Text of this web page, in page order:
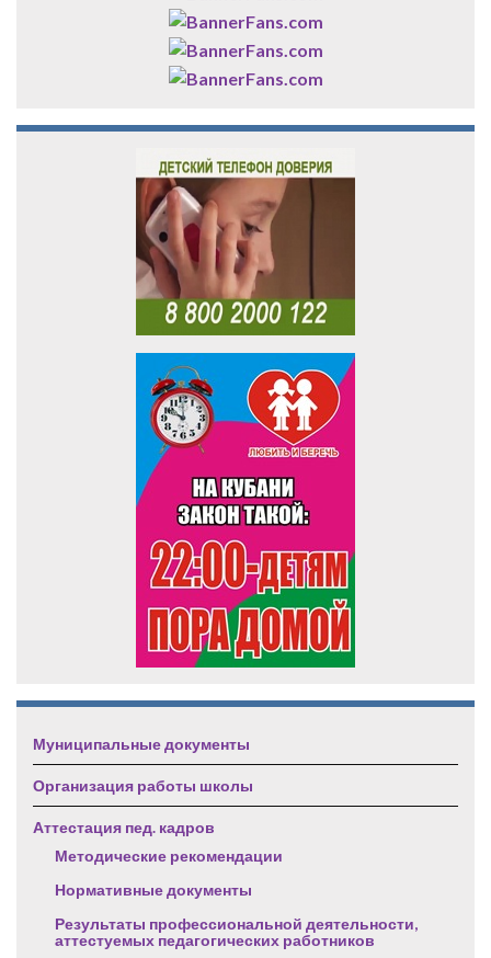
Муниципальные документы
Организация работы школы
Аттестация пед. кадров
Методические рекомендации
Нормативные документы
Результаты профессиональной деятельности,
аттестуемых педагогических работников